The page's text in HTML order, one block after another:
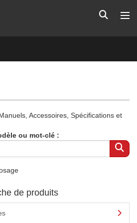
Accessoires, Spécifications et
ou mot-clé :
de produits